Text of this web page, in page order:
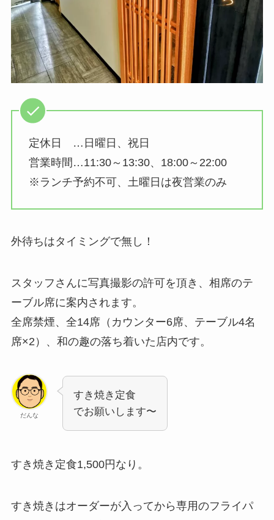
定休日 …日曜日、祝日
営業時間…11:30～13:30、18:00～22:00
※ランチ予約不可、土曜日は夜営業のみ
外待ちはタイミングで無し！
スタッフさんに写真撮影の許可を頂き、相席のテ
ーブル席に案内されます。
全席禁煙、全14席（カウンター6席、テーブル4名
席×2）、和の趣の落ち着いた店内です。
だんな
すき焼き定食
でお願いします〜
すき焼き定食1,500円なり。
すき焼きはオーダーが入ってから専用のフライパ